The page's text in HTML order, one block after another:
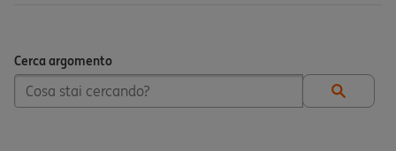
Cerca argomento
Cerca argomento